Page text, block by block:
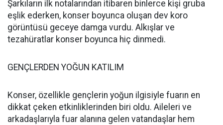
Şarkıların ilk notalarından itibaren binlerce kişi gruba
eşlik ederken, konser boyunca oluşan dev koro
görüntüsü geceye damga vurdu. Alkışlar ve
tezahüratlar konser boyunca hiç dinmedi.
GENÇLERDEN YOĞUN KATILIM
Konser, özellikle gençlerin yoğun ilgisiyle fuarın en
dikkat çeken etkinliklerinden biri oldu. Aileleri ve
arkadaşlarıyla fuar alanına gelen vatandaşlar hem